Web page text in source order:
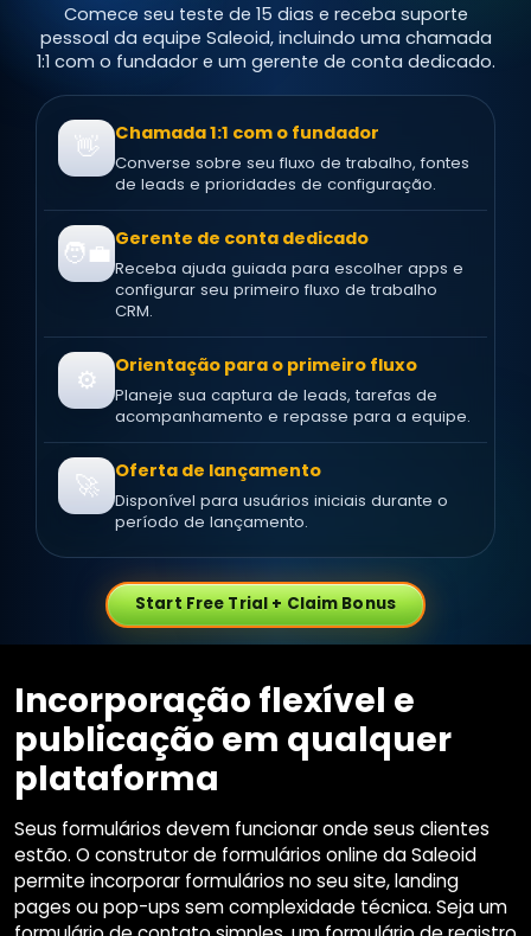
Comece seu teste de 15 dias e receba suporte
pessoal da equipe Saleoid, incluindo uma chamada
1:1 com o fundador e um gerente de conta dedicado.
👋 Chamada 1:1 com o fundador
Converse sobre seu fluxo de trabalho, fontes
de leads e prioridades de configuração.
🧑‍💼 Gerente de conta dedicado
Receba ajuda guiada para escolher apps e
configurar seu primeiro fluxo de trabalho
CRM.
⚙️ Orientação para o primeiro fluxo
Planeje sua captura de leads, tarefas de
acompanhamento e repasse para a equipe.
🚀 Oferta de lançamento
Disponível para usuários iniciais durante o
período de lançamento.
Start Free Trial + Claim Bonus
Incorporação flexível e
publicação em qualquer
plataforma
Seus formulários devem funcionar onde seus clientes
estão. O construtor de formulários online da Saleoid
permite incorporar formulários no seu site, landing
pages ou pop-ups sem complexidade técnica. Seja um